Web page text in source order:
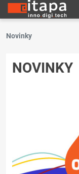
Novinky
NOVINKY